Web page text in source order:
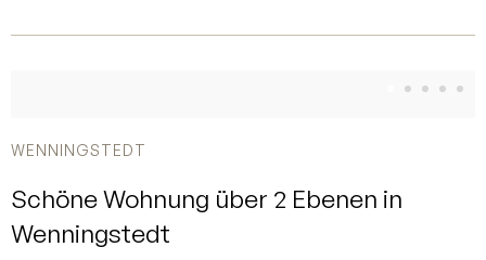
WENNINGSTEDT
Schöne Wohnung über 2 Ebenen in
Wenningstedt